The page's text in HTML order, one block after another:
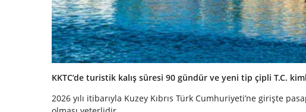
KKTC’de turistik kalış süresi 90 gündür ve yeni tip çipli T.C.
2026 yılı itibarıyla Kuzey Kıbrıs Türk Cumhuriyeti’ne girişte